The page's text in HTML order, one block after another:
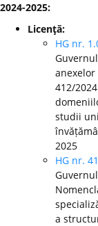
2024-2025:
Licenţă:
HG nr.
412/
studii
2025
HG nr.
a